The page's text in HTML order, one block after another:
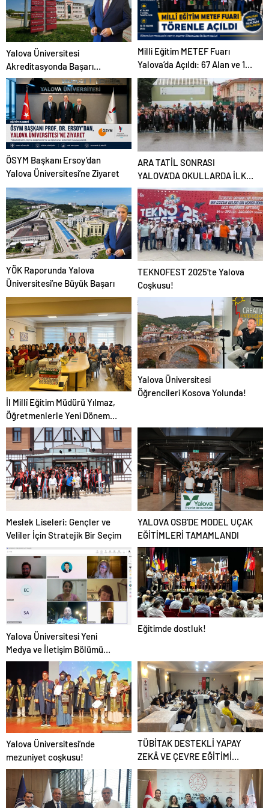
Yalova Üniversitesi
Akreditasyonda Başarı
Grafiğini Yükseltti
Milli Eğitim METEF Fuarı
Yalova’da Açıldı: 67 Alan ve 112
Dal Öğrencilerle Buluştu
ÖSYM Başkanı Ersoy’dan
Yalova Üniversitesi’ne Ziyaret
ARA TATİL SONRASI
YALOVA’DA OKULLARDA İLK
DERS HEYECANI
YÖK Raporunda Yalova
Üniversitesi’ne Büyük Başarı
TEKNOFEST 2025’te Yalova
Coşkusu!
İl Millî Eğitim Müdürü Yılmaz,
Öğretmenlerle Yeni Dönem
İçin Bir Araya Geldi
Yalova Üniversitesi
Öğrencileri Kosova Yolunda!
Meslek Liseleri: Gençler ve
Veliler İçin Stratejik Bir Seçim
YALOVA OSB’DE MODEL UÇAK
EĞİTİMLERİ TAMAMLANDI
Yalova Üniversitesi Yeni
Medya ve İletişim Bölümü
Kalite Komisyonu Toplandı
Eğitimde dostluk!
Yalova Üniversitesi’nde
mezuniyet coşkusu!
TÜBİTAK DESTEKLİ YAPAY
ZEKÂ VE ÇEVRE EĞİTİMİ
BAŞLADI